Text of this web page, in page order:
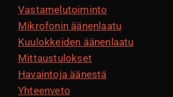
Vastamelutoiminto
Mikrofonin äänenlaatu
Kuulokkeiden äänenlaatu
Mittaustulokset
Havaintoja äänestä
Yhteenveto